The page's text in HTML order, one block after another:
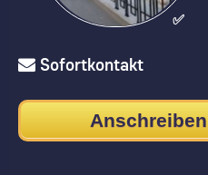
✅
Sofortkontakt
Anschreiben